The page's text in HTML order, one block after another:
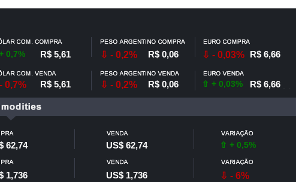
Petróleo - A importância de
Tradução de documentos
pessoais na formatação do
original
Tradução de balancetes e
documentação fiscal -
Diferenças tributárias
explicadas
0,7% R$ 5,61
0,7% R$ 5,61
⇩ - 0,2% R$ 0,06
⇩ - 0,2% R$ 0,06
⇩ - 0,03% R$ 6,66
⇧ + 0,03% R$ 6,66
⇧ + 0,5%
62,74 US$ 62,74
⇩ - 6%
1,736 US$ 1,736